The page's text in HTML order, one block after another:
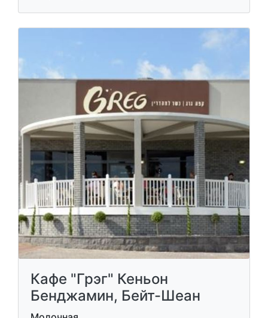
Кафе "Грэг" Кеньон
Бенджамин, Бейт-Шеан